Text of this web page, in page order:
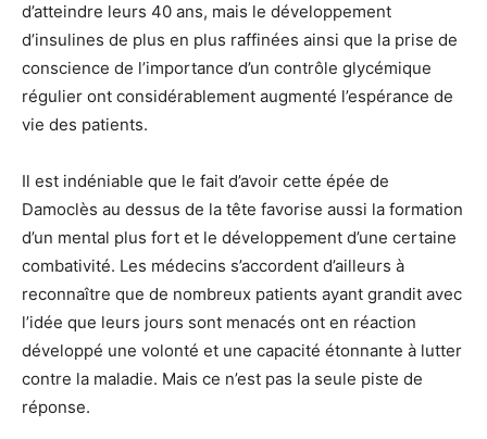
d’atteindre leurs 40 ans, mais le développement
d’insulines de plus en plus raffinées ainsi que la prise de
conscience de l’importance d’un contrôle glycémique
régulier ont considérablement augmenté l’espérance de
vie des patients.
Il est indéniable que le fait d’avoir cette épée de
Damoclès au dessus de la tête favorise aussi la formation
d’un mental plus fort et le développement d’une certaine
combativité. Les médecins s’accordent d’ailleurs à
reconnaître que de nombreux patients ayant grandit avec
l’idée que leurs jours sont menacés ont en réaction
développé une volonté et une capacité étonnante à lutter
contre la maladie. Mais ce n’est pas la seule piste de
réponse.